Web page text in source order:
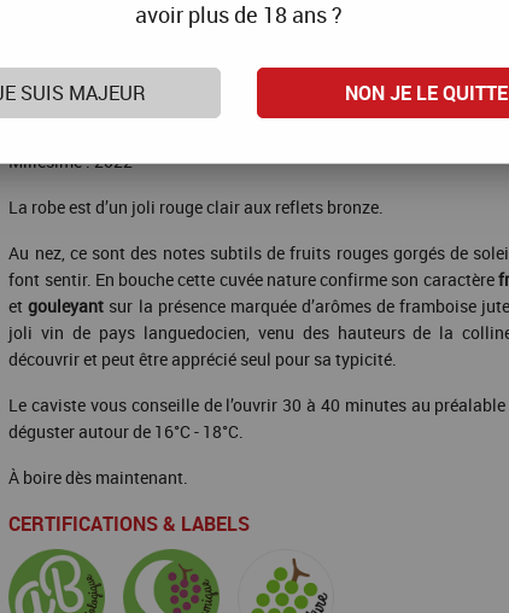
Domaine Colline de l'hirondelle
LANGUEDOC IGP
Millésime : 2022
La robe est d’un joli rouge clair aux reflets bronze.
Au nez, ce sont des notes subtils de fruits rouges gorgés de
font sentir. En bouche cette cuvée nature confirme son caractère
etgouleyant sur la présence marquée d’arômes de framboise
joli vin de pays languedocien, venu des hauteurs de la
découvrir et peut être apprécié seul pour sa typicité.
Le caviste vous conseille de l’ouvrir 30 à 40 minutes au
déguster autour de 16°C - 18°C.
À boire dès maintenant.
CERTIFICATIONS & LABELS
avoir plus de 18 ans ?
SUIS MAJEUR NON JE LE QUITTE